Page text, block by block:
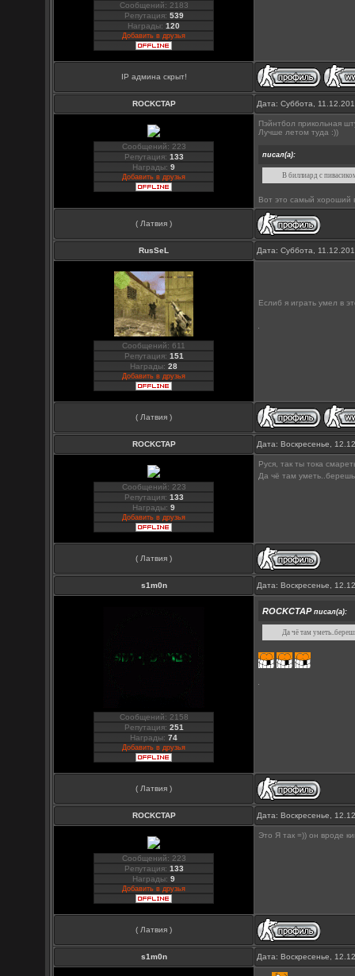
Сообщений: 2183
Репутация: 539
Награды:120
Добавить в друзья
IP админа скрыт!
ROCKCTAP Дата: Суббота,
Сообщений: 223
Репутация: 133
Награды:9
Добавить в друзья
Пэйнтбол прикольная
Лучше летом туда :))
писал(а):
В биллиард с
Вот это самый хороший
( Латвия )
RusSeL Дата: Суббота,
Сообщений: 611
Репутация: 151
Награды:28
Добавить в друзья
Еслиб я играть умел в
( Латвия )
ROCKCTAP Дата: Воскресенье,
Сообщений: 223
Репутация: 133
Награды:9
Добавить в друзья
Руся, так ты тока
Да чё там
( Латвия )
s1m0n Дата: Воскресенье,
Сообщений: 2158
Репутация: 251
Награды:74
Добавить в друзья
ROCKCTAPписал(а):
Да чё там
( Латвия )
ROCKCTAP Дата: Воскресенье,
Сообщений: 223
Репутация: 133
Награды:9
Добавить в друзья
Это Я так =)) он вроде
( Латвия )
s1m0n Дата: Воскресенье,